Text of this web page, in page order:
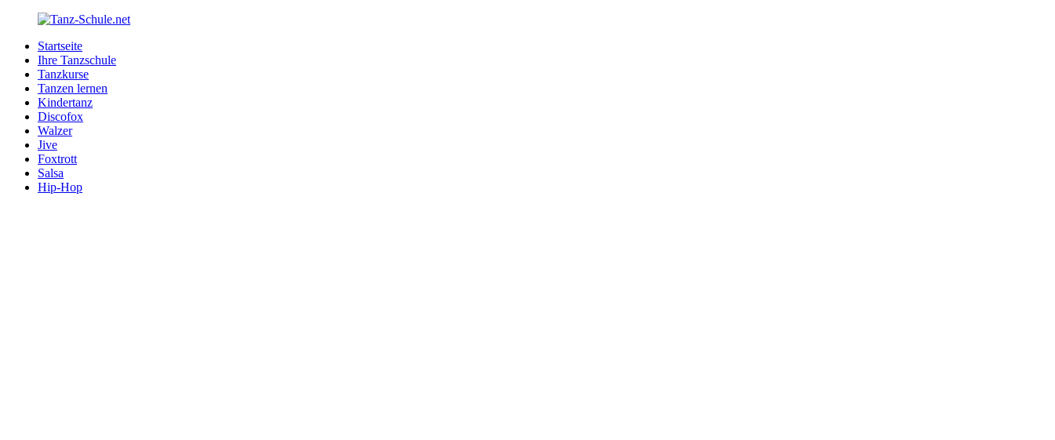
Zurück
Inhalt
Tanz-
Schule.net
Ihre
Tanzschule
Internet
Startseite
Ihre Tanzschule
Tanzkurse
Tanzen lernen
Kindertanz
Discofox
Walzer
Jive
Foxtrott
Salsa
Hip-Hop